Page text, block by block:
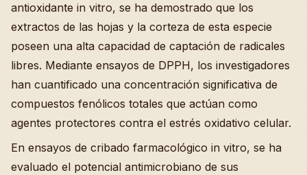
antioxidante in vitro, se ha demostrado que los
extractos de las hojas y la corteza de esta especie
poseen una alta capacidad de captación de radicales
libres. Mediante ensayos de DPPH, los investigadores
han cuantificado una concentración significativa de
compuestos fenólicos totales que actúan como
agentes protectores contra el estrés oxidativo celular.
En ensayos de cribado farmacológico in vitro, se ha
evaluado el potencial antimicrobiano de sus